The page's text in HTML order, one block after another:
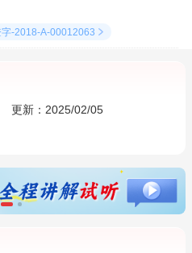
字-2018-A-00012063
更新：2025/02/05